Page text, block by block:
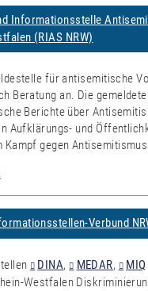
Informationsstelle
(RIAS NRW)
für antisemitische
Beratung an. Die
Berichte über
Aufklärungs- und
Kampf gegen
Verbund
DINA, MEDAR, MIQ
Westfalen